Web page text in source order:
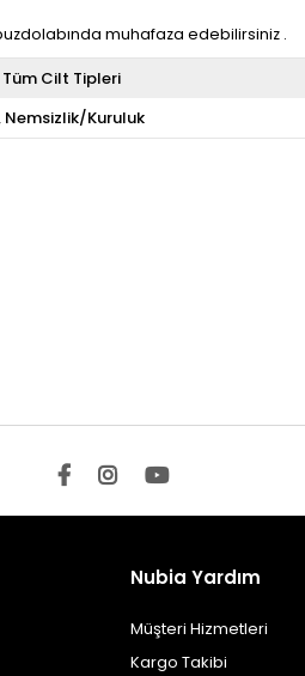
muhafaza edebilirsiniz .
Tüm Cilt Tipleri
Nemsizlik/Kuruluk
Nubia Yardım
Müşteri Hizmetleri
Kargo Takibi